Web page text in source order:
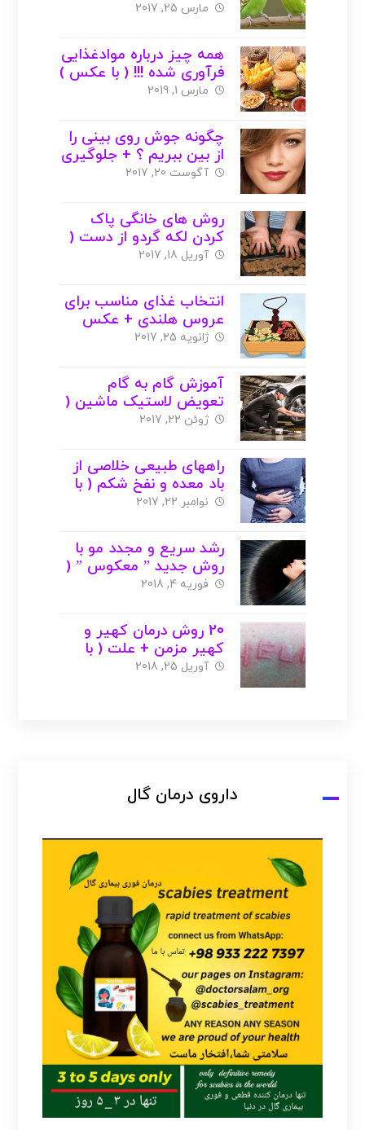
با عکس )
مارس 25, 2017
همه چیز درباره موادغذایی
فرآوری شده !!! ( با عکس )
مارس 1, 2019
چگونه جوش روی بینی را
از بین ببریم ؟ + جلوگیری
( با عکس )
آگوست 20, 2017
روش های خانگی پاک
کردن لکه گردو از دست (
با عکس )
آوریل 18, 2017
انتخاب غذای مناسب برای
عروس هلندی + عکس
ژانویه 25, 2017
آموزش گام به گام
تعویض لاستیک ماشین (
زاپاس ) + عکس
ژوئن 22, 2017
راههای طبیعی خلاصی از
باد معده و نفخ شکم ( با
عکس )
نوامبر 22, 2017
رشد سریع و مجدد مو با
روش جدید ” معکوس ” (
با عکس )
فوریه 4, 2018
20 روش درمان کهیر و
کهیر مزمن + علت ( با
عکس )
آوریل 25, 2018
داروی درمان گال